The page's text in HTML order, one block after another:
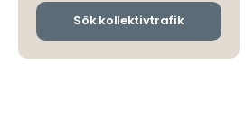
Sök kollektivtrafik